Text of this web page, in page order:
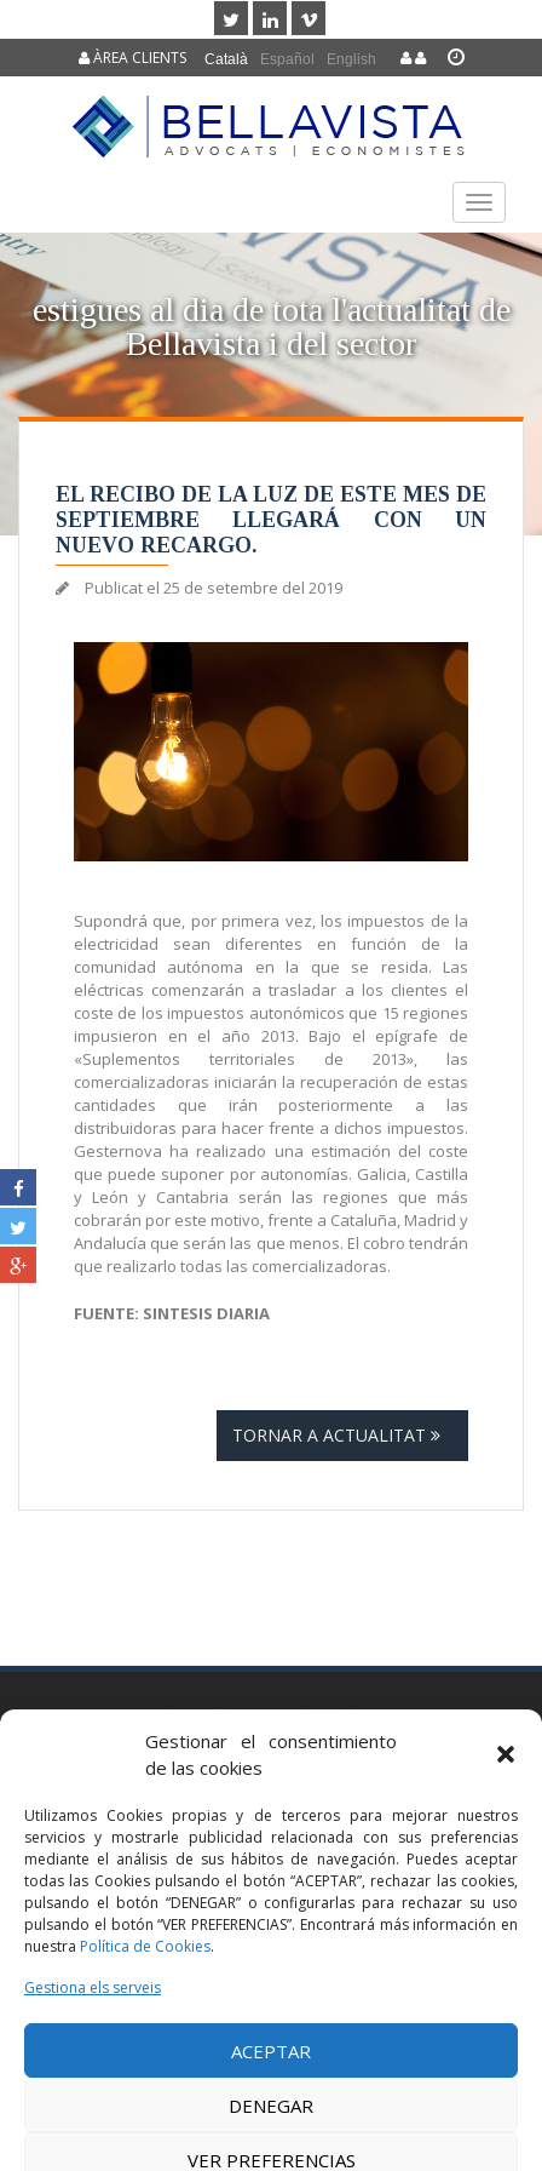
Gestionar el consentimiento
de las cookies
Utilizamos Cookies propias y de terceros para mejorar nuestros
servicios y mostrarle publicidad relacionada con sus preferencias
mediante el análisis de sus hábitos de navegación. Puedes aceptar
todas las Cookies pulsando el botón “ACEPTAR”, rechazar las cookies,
pulsando el botón “DENEGAR” o configurarlas para rechazar su uso
pulsando el botón “VER PREFERENCIAS”. Encontrará más información en
nuestra Política de Cookies.
Gestiona els serveis
ACEPTAR
DENEGAR
VER PREFERENCIAS
Català Español English
ÀREA CLIENTS
TOGGLE
estigues al dia de tota l'actualitat de
Bellavista i del sector
EL RECIBO DE LA LUZ DE ESTE MES DE
SEPTIEMBRE LLEGARÁ CON UN
NUEVO RECARGO.
Publicat el 25 de setembre del 2019
Supondrá que, por primera vez, los impuestos de la
electricidad sean diferentes en función de la
comunidad autónoma en la que se resida. Las
eléctricas comenzarán a trasladar a los clientes el
coste de los impuestos autonómicos que 15 regiones
impusieron en el año 2013. Bajo el epígrafe de
«Suplementos territoriales de 2013», las
comercializadoras iniciarán la recuperación de estas
cantidades que irán posteriormente a las
distribuidoras para hacer frente a dichos impuestos.
Gesternova ha realizado una estimación del coste
que puede suponer por autonomías. Galicia, Castilla
y León y Cantabria serán las regiones que más
cobrarán por este motivo, frente a Cataluña, Madrid y
Andalucía que serán las que menos. El cobro tendrán
que realizarlo todas las comercializadoras.
FUENTE: SINTESIS DIARIA
TORNAR A ACTUALITAT
Via Augusta 2 bis, 3º, 08006 Barcelona
bcn@bellavistalegal.eu
GRANOLLERS
C/ Sant Jaume, 16 1r, 08401 Granollers (Bcn)
+34 93 860 39 60
grn@bellavistalegal.eu
MADRID
C/ Serrano 114, 2º izq. 28006 Madrid.
+34 91 431 98 21 | +34 91 431 98 95
mad@bellavistalegal.eu